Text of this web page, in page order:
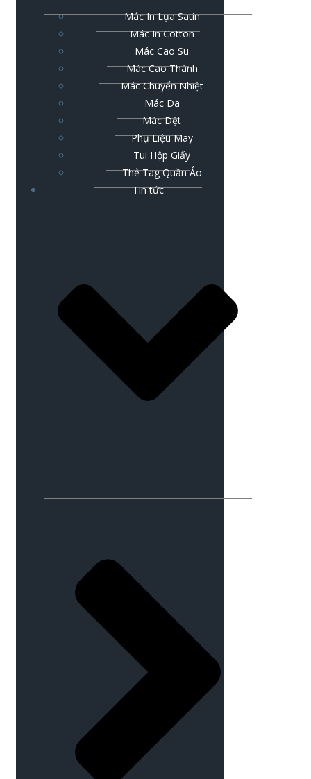
Mác In Lụa Satin
Mác In Cotton
Mác Cao Su
Mác Cao Thành
Mác Chuyển Nhiệt
Mác Da
Mác Dệt
Phụ Liệu May
Tui Hộp Giấy
Thẻ Tag Quần Áo
Tin tức